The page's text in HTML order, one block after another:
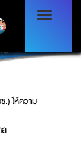
ให้ความ